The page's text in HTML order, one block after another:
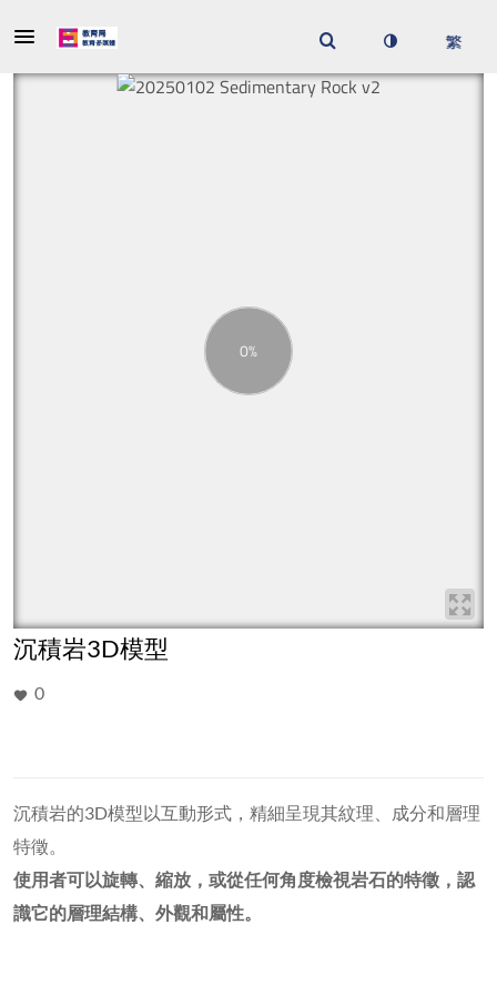
沉積岩3D模型
0
沉積岩的3D模型以互動形式，精細呈現其紋理、成分和層理
特徵。
使用者可以旋轉、縮放，或從任何角度檢視岩石的特徵，認
識它的層理結構、外觀和屬性。